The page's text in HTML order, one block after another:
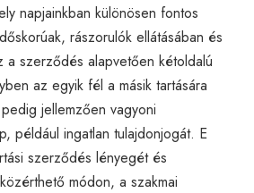
napjainkban különösen fontos
rászorulók ellátásában és
a szerződés alapvetően kétoldalú
az egyik fél a másik tartására
jellemzően vagyoni
például ingatlan tulajdonjogát. E
szerződés lényegét és
módon, a szakmai